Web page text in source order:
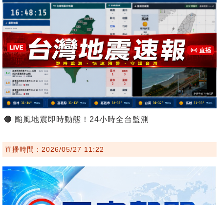
🔴 颱風地震即時動態！24小時全台監測
直播時間：2026/05/27 11:22